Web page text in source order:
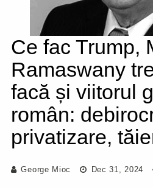
Ce fac Trump,
Ramaswany
facă și viitorul
român:
privatizare,
George Mioc Dec 31, 2024